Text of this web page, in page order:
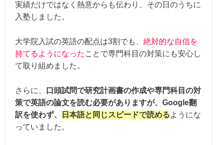
実績だけではなく熱意からも伝わり、その日のうちに
入塾しました。
大学院入試の英語の配点は3割でも、 絶対的な自信を
持てるようになった ことで専門科目の対策にも安心し
て取り組めました。
さらに、
口頭試問で研究計画書の作成や専門科目の対
策で英語の論文を読む必要がありますが、Google翻
訳を使わず、
日本語と同じスピードで読めるようにな
っていました。